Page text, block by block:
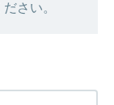
さい。